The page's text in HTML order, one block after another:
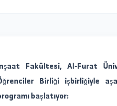
release_date
İnşaat Fakültesi, Al-